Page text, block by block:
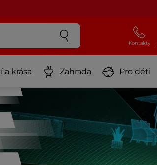
Kontakty
a krása Zahrada Pro děti